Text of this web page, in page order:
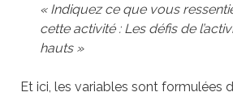
« Indiquez ce que vous
cette activité : Les défis de
hauts »
Et ici, les variables sont formulées